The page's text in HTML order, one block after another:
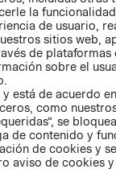
PRIVACIDAD
GIFT CARD
AVISO DE
COOKIES
la
de usuario,
sitios web,
de plataformas
sobre el
está de acuerdo
como
se
de contenido y
de cookies y
aviso de cookies